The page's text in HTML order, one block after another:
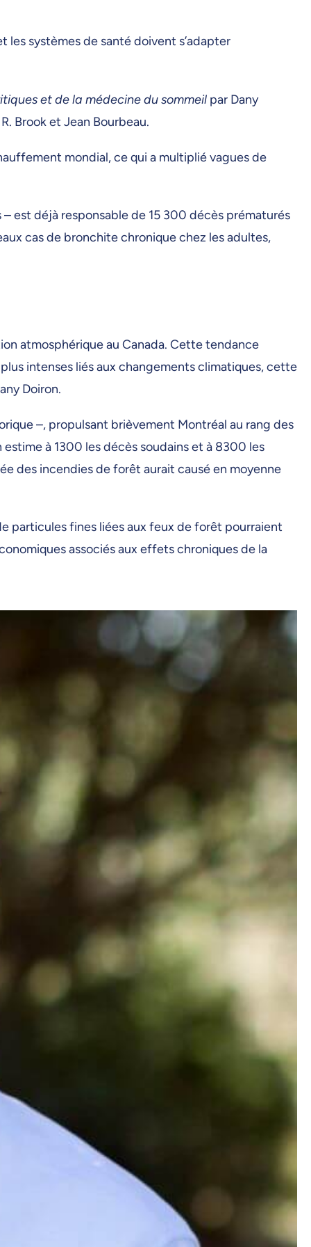
systèmes de santé doivent s’adapter
et de la médecine du sommeil par Dany
Brook et Jean Bourbeau.
mondial, ce qui a multiplié vagues de
est déjà responsable de 15 300 décès prématurés
cas de bronchite chronique chez les adultes,
atmosphérique au Canada. Cette tendance
intenses liés aux changements climatiques, cette
Doiron.
–, propulsant brièvement Montréal au rang des
estime à 1300 les décès soudains et à 8300 les
des incendies de forêt aurait causé en moyenne
particules fines liées aux feux de forêt pourraient
associés aux effets chroniques de la